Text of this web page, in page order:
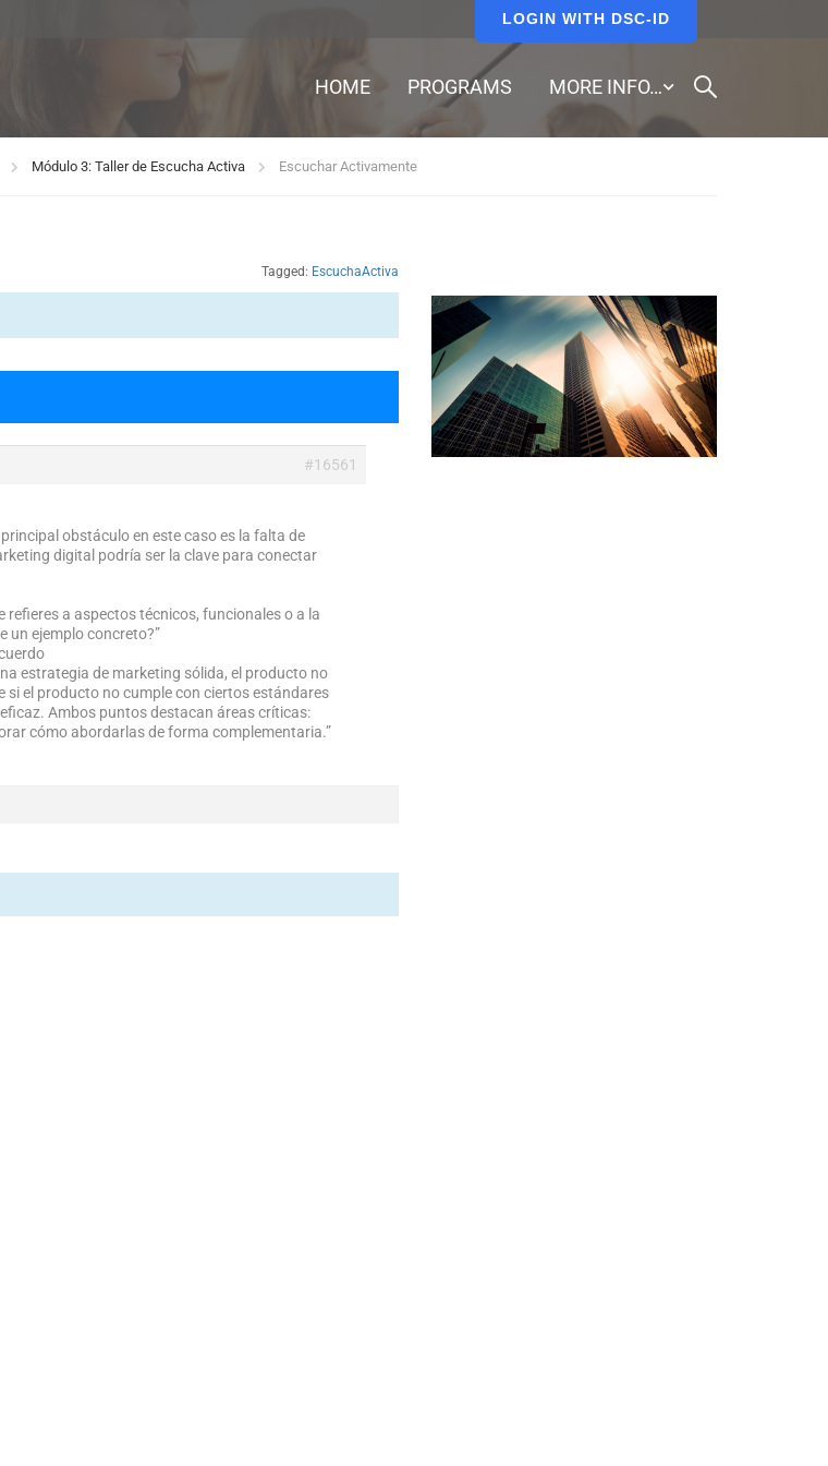
LOGIN WITH DSC-ID
HOME PROGRAMS MORE INFO…
Módulo 3: Taller de Escucha Activa Escuchar Activamente
Tagged: EscuchaActiva
#16561
obstáculo en este caso es la falta de
digital podría ser la clave para conectar
a aspectos técnicos, funcionales o a la
un ejemplo concreto?”
estrategia de marketing sólida, el producto no
si el producto no cumple con ciertos estándares
Ambos puntos destacan áreas críticas:
cómo abordarlas de forma complementaria.”